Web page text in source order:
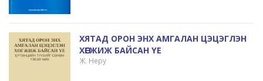
ХЯТАД ОРОН ЭНХ АМГАЛАН ЦЭЦЭГЛЭН
ХӨГЖИЖ БАЙСАН ҮЕ
Ж. Неру